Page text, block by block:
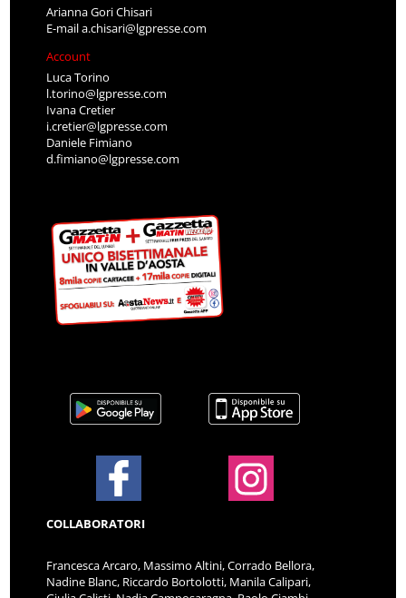
Arianna Gori Chisari
E-maila.chisari@lgpresse.com
Account
Luca Torino
l.torino@lgpresse.com
Ivana Cretier
i.cretier@lgpresse.com
Daniele Fimiano
d.fimiano@lgpresse.com
COLLABORATORI
Francesca Arcaro, Massimo Altini, Corrado Bellora,
Nadine Blanc, Riccardo Bortolotti, Manila Calipari,